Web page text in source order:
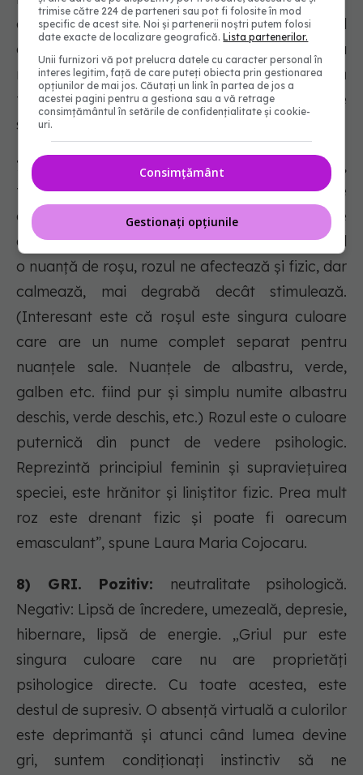
opusul - privarea. Acest lucru este mai probabil
atunci când portocaliul cald este utilizat cu
negru. La fel, prea mult portocaliu sugerează
frivolitate și lipsa unor valori intelectuale
serioase”, afirmă specialistul.
7) ROZ. Pozitiv:
Liniște fizică, hrană, căldură,
feminitate, dragoste, sexualitate, supraviețuire
a speciei. Negativ: inhibiție, claustrofobie
emoțională, emasculare, slăbiciune fizică. „Fiind
o nuanță de roșu, rozul ne afectează și fizic, dar
calmează, mai degrabă decât stimulează.
(Interesant este că roșul este singura culoare
care are un nume complet separat pentru
nuanțele sale. Nuanțele de albastru, verde,
galben etc. fiind pur și simplu numite albastru
deschis, verde deschis, etc.) Rozul este o culoare
puternică din punct de vedere psihologic.
Reprezintă principiul feminin și supraviețuirea
speciei, este hrănitor și liniștitor fizic. Prea mult
roz este drenant fizic și poate fi oarecum
emasculant”, spune Laura Maria Cojocaru.
8) GRI. Pozitiv:
neutralitate psihologică.
Negativ: Lipsă de încredere, umezeală, depresie,
hibernare, lipsă de energie. „Griul pur este
singura culoare care nu are proprietăți
psihologice directe. Cu toate acestea, este
destul de supresiv. O absență virtuală a culorilor
este deprimantă și atunci când lumea devine
gri, suntem condiționați instinctiv să ne
trimise către 224 de parteneri sau pot fi folosite în mod
specific de acest site. Noi și partenerii noștri putem folosi
date exacte de localizare geografică.Lista partenerilor.
Unii furnizori vă pot prelucra datele cu caracter personal în
interes legitim, față de care puteți obiecta prin gestionarea
opțiunilor de mai jos. Căutați un link în partea de jos a
acestei pagini pentru a gestiona sau a vă retrage
consimțământul în setările de confidențialitate și cookie-
uri.
Consimțământ
Gestionați opțiunile